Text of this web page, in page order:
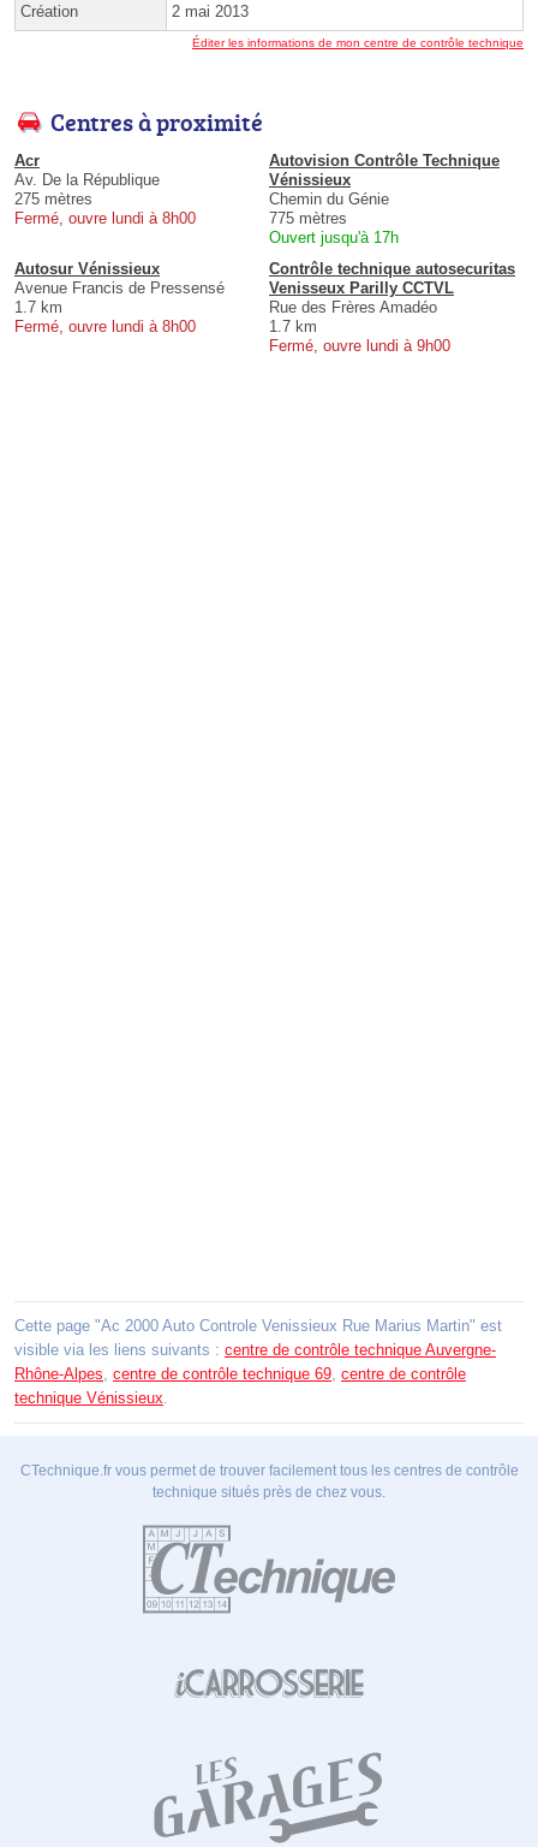
Création 2 mai 2013
Éditer les informations de mon centre de contrôle technique
Centres à proximité
Acr
Av. De la République
275 mètres
Fermé, ouvre lundi à 8h00
Autovision Contrôle Technique
Vénissieux
Chemin du Génie
775 mètres
Ouvert jusqu'à 17h
Autosur Vénissieux
Avenue Francis de Pressensé
1.7 km
Fermé, ouvre lundi à 8h00
Contrôle technique autosecuritas
Venisseux Parilly CCTVL
Rue des Frères Amadéo
1.7 km
Fermé, ouvre lundi à 9h00
Cette page "Ac 2000 Auto Controle Venissieux Rue Marius Martin" est
visible via les liens suivants : centre de contrôle technique Auvergne-
Rhône-Alpes centre de contrôle technique 69 centre de contrôle
technique Vénissieux
CTechnique.fr vous permet de trouver facilement tous les centres de contrôle
technique situés près de chez vous.